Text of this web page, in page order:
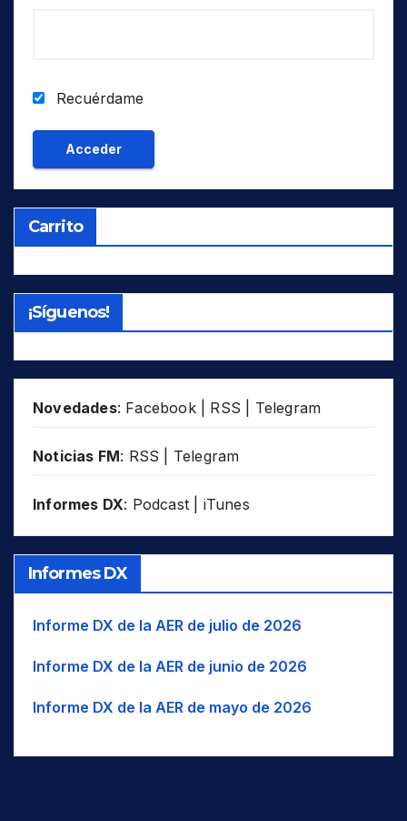
Recuérdame
Carrito
¡Síguenos!
Novedades: Facebook| RSS Telegram
Noticias FM: RSS Telegram
Informes DX: Podcast iTunes
Informes DX
Informe DX de la AER de julio de 2026
Informe DX de la AER de junio de 2026
Informe DX de la AER de mayo de 2026